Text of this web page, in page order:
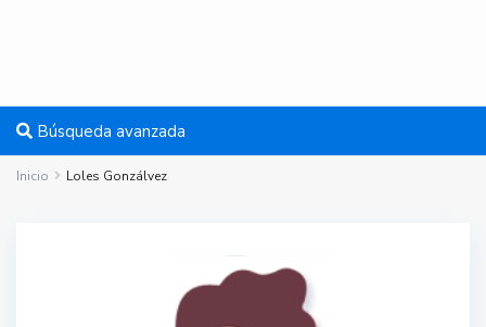
Búsqueda avanzada
Inicio Loles Gonzálvez